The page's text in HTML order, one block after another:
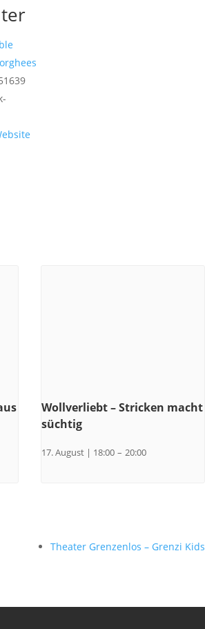
Wollverliebt – Stricken macht
süchtig
17. August | 18:00 – 20:00
Theater Grenzenlos – Grenzi Kids